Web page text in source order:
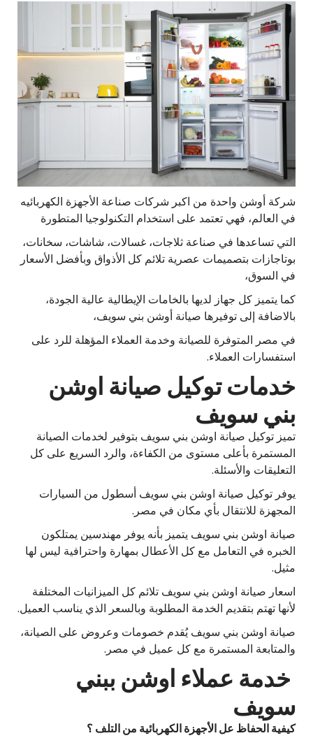
شركة أوشن واحدة من اكبر شركات صناعة الأجهزة الكهربائيه
في العالم، فهي تعتمد على استخدام التكنولوجيا المتطورة
التي تساعدها في صناعة ثلاجات، غسالات، شاشات، سخانات،
بوتاجازات بتصميمات عصرية تلائم كل الأذواق وبأفضل الأسعار
في السوق،
كما يتميز كل جهاز لديها بالخامات الإيطالية عالية الجودة،
بالاضافة إلى توفيرها صيانة أوشن بني سويف،
في مصر المتوفرة للصيانة وخدمة العملاء المؤهلة للرد على
استفسارات العملاء.
خدمات توكيل صيانة اوشن
بني سويف
تميز توكيل صيانة اوشن بني سويف بتوفير لخدمات الصيانة
المستمرة بأعلى مستوى من الكفاءة، والرد السريع على كل
التعليقات والأسئلة.
يوفر توكيل صيانة اوشن بني سويف أسطول من السيارات
المجهزة للانتقال بأي مكان في مصر.
صيانة اوشن بني سويف يتميز بأنه يوفر مهندسين يمتلكون
الخبره في التعامل مع كل الأعطال بمهارة واحترافية ليس لها
مثيل.
اسعار صيانة اوشن بني سويف تلائم كل الميزانيات المختلفة
لأنها تهتم بتقديم الخدمة المطلوبة وبالسعر الذي يناسب العميل.
صيانة اوشن بني سويف يُقدم خصومات وعروض على الصيانة،
والمتابعة المستمرة مع كل عميل في مصر.
خدمة عملاء اوشن ببني
سويف
كيفية الحفاظ عل الأجهزة الكهربائية من التلف ؟